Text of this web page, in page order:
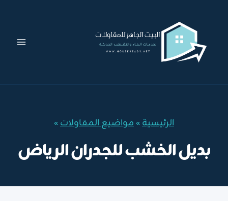
المحتوى
الرئيسية»مواضيع المقاولات»
بديل الخشب للجدران الرياض